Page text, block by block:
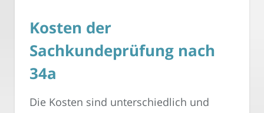
Kosten der
Sachkundeprüfung nach
34a
Die Kosten sind unterschiedlich und